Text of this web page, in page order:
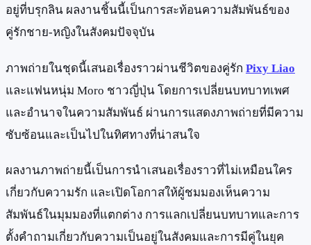
อยู่ที่บรุกลิน ผลงานชิ้นนี้เป็นการสะท้อนความสัมพันธ์ของ
คู่รักชาย-หญิงในสังคมปัจจุบัน
ภาพถ่ายในชุดนี้เสนอเรื่องราวผ่านชีวิตของคู่รัก Pixy Liao
และแฟนหนุ่ม Moro ชาวญี่ปุ่น โดยการเปลี่ยนบทบาทเพศ
และอำนาจในความสัมพันธ์ ผ่านการแสดงภาพถ่ายที่มีความ
ซับซ้อนและเป็นไปในทิศทางที่น่าสนใจ
ผลงานภาพถ่ายนี้เป็นการนำเสนอเรื่องราวที่ไม่เหมือนใคร
เกี่ยวกับความรัก และเปิดโอกาสให้ผู้ชมมองเห็นความ
สัมพันธ์ในมุมมองที่แตกต่าง การแลกเปลี่ยนบทบาทและการ
ตั้งคำถามเกี่ยวกับความเป็นอยู่ในสังคมและการมีคู่ในยุค